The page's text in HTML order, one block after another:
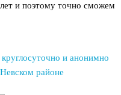
и поэтому точно сможем
и анонимно
районе